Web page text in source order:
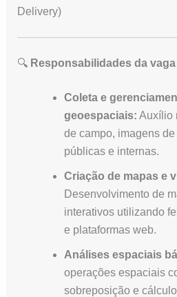
Delivery)
🔍 Responsabilidades da vaga
Coleta e
geoespaciais: Auxílio
de campo, imagens
públicas e internas.
Criação de mapas e
Desenvolvimento de
interativos utilizando
e plataformas web.
Análises espaciais
operações espaciais
sobreposição e